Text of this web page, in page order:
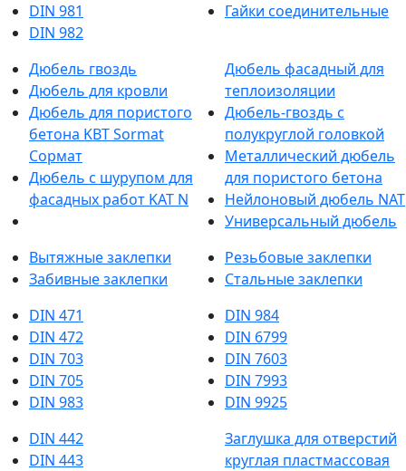
DIN 981
DIN 982
Гайки соединительные
Дюбель гвоздь
Дюбель для кровли
Дюбель для пористого
бетона KBT Sormat
Сормат
Дюбель с шурупом для
фасадных работ KAT N
Дюбель фасадный для
теплоизоляции
Дюбель-гвоздь с
полукруглой головкой
Металлический дюбель
для пористого бетона
Нейлоновый дюбель NAT
Универсальный дюбель
Вытяжные заклепки
Забивные заклепки
Резьбовые заклепки
Стальные заклепки
DIN 471
DIN 472
DIN 703
DIN 705
DIN 983
DIN 984
DIN 6799
DIN 7603
DIN 7993
DIN 9925
DIN 442
DIN 443
Заглушка для отверстий
круглая пластмассовая